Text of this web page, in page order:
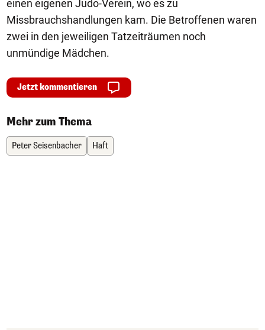
einen eigenen Judo-Verein, wo es zu
Missbrauchshandlungen kam. Die Betroffenen waren
zwei in den jeweiligen Tatzeiträumen noch
unmündige Mädchen.
Jetzt kommentieren
Mehr zum Thema
Peter Seisenbacher Haft